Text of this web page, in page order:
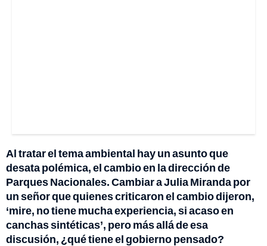
Al tratar el tema ambiental hay un asunto que
desata polémica, el cambio en la dirección de
Parques Nacionales. Cambiar a Julia Miranda por
un señor que quienes criticaron el cambio dijeron,
‘mire, no tiene mucha experiencia, si acaso en
canchas sintéticas’, pero más allá de esa
discusión, ¿qué tiene el gobierno pensado?